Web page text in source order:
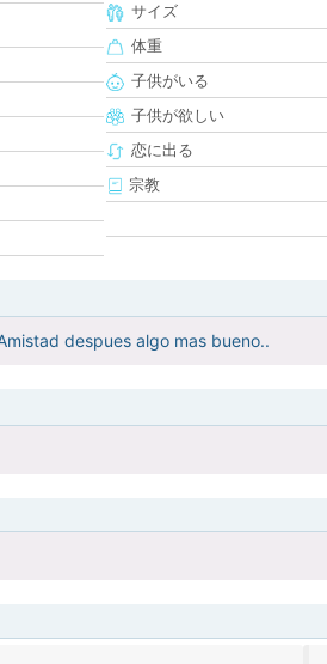
サイズ
体重
子供がいる
子供が欲しい
恋に出る
宗教
despues algo mas bueno..